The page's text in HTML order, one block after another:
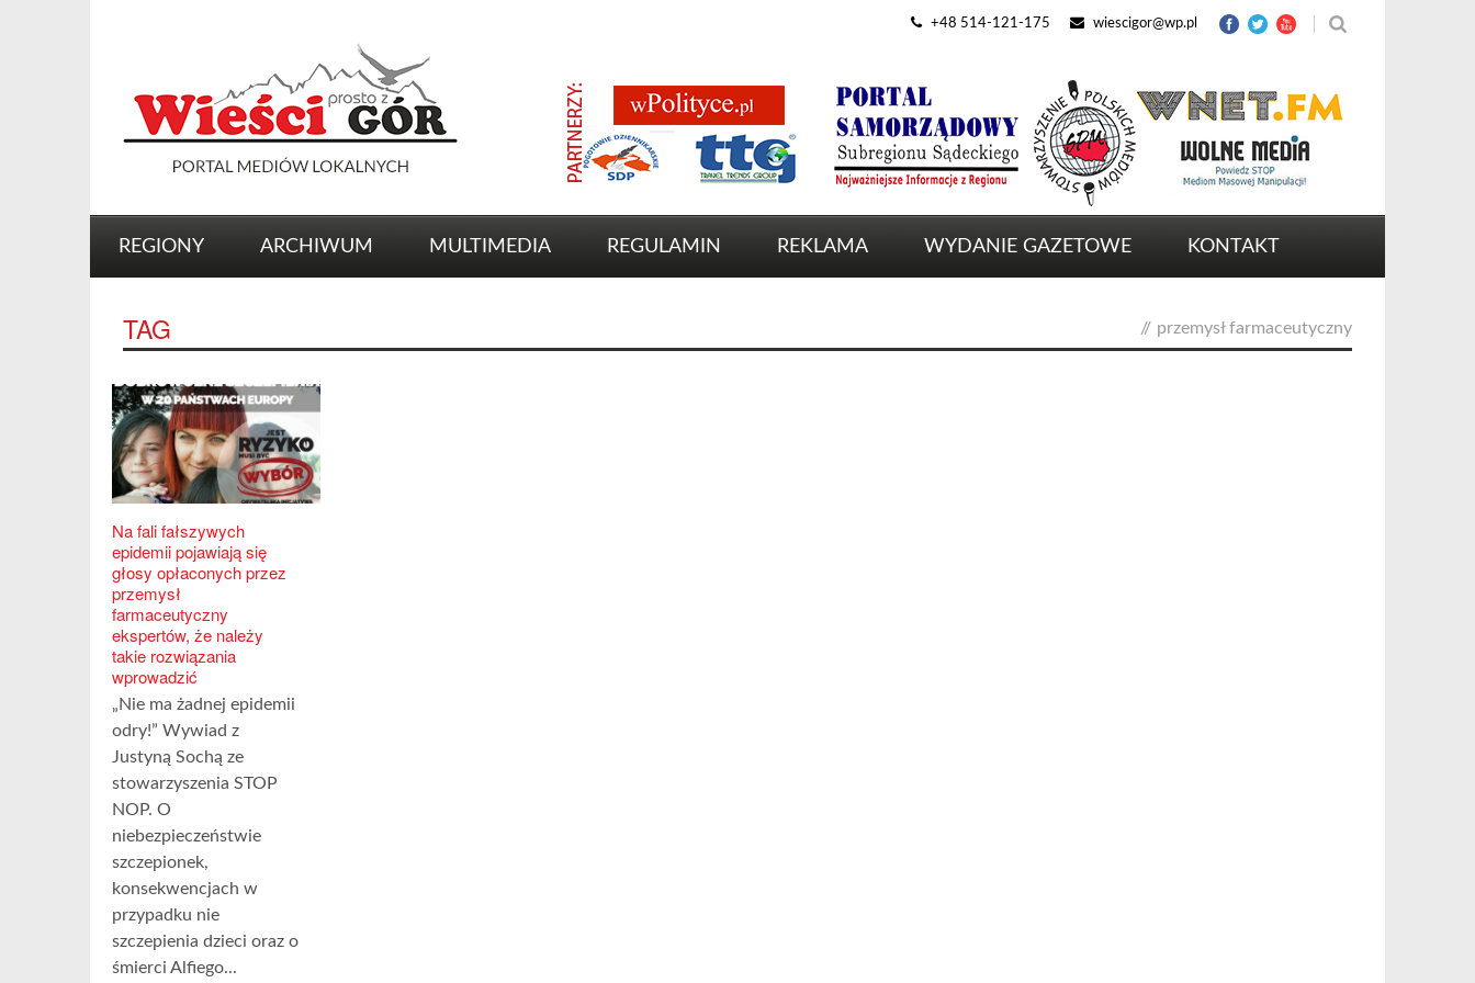
+48 514-121-175 wiescigor@wp.pl
REGIONY ARCHIWUM MULTIMEDIA REGULAMIN REKLAMA WYDANIE GAZETOWE KONTAKT
TAG // przemysł farmaceutyczny
Na fali fałszywych
epidemii pojawiają się
głosy opłaconych przez
przemysł
farmaceutyczny
ekspertów, że należy
takie rozwiązania
wprowadzić
„Nie ma żadnej epidemii
odry!” Wywiad z
Justyną Sochą ze
stowarzyszenia STOP
NOP. O
niebezpieczeństwie
szczepionek,
konsekwencjach w
przypadku nie
szczepienia dzieci oraz o
śmierci Alfiego...